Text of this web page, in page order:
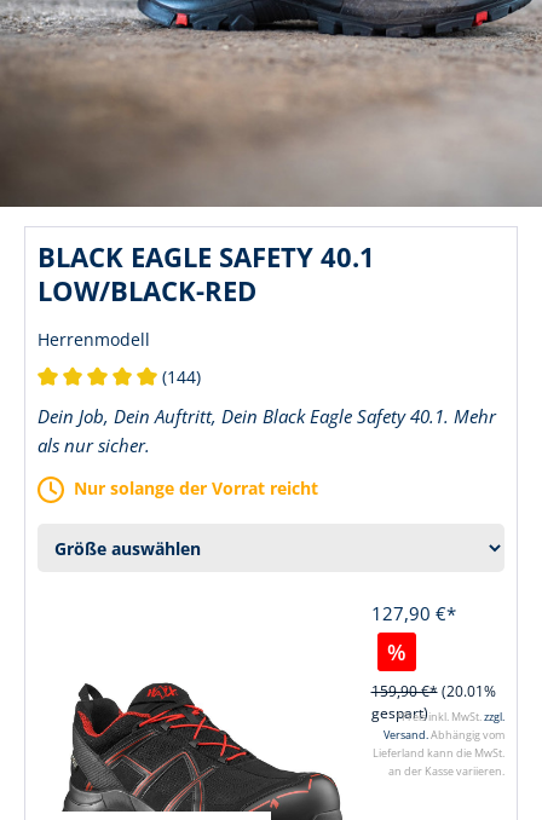
BLACK EAGLE SAFETY 40.1
LOW/BLACK-RED
Herrenmodell
(144)
Dein Job, Dein Auftritt, Dein Black Eagle Safety 40.1. Mehr
als nur sicher.
Nur solange der Vorrat reicht
127,90 €*
%
159,90 €* (20.01%
gespart)
*Preis inkl. MwSt.zzgl.
Versand.Abhängig vom
Lieferland kann die MwSt.
an der Kasse variieren.